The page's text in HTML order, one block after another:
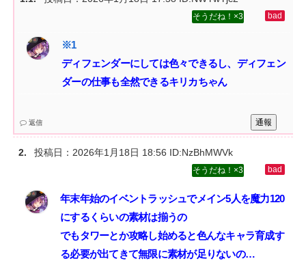
3
ディフェンダーにしては色々できるし、ディフェン
ダーの仕事も全然できるキリカちゃん
通報
返信
投稿日： 2026年1月18日 18:56 ID:NzBhMWVk
3
年末年始のイベントラッシュでメイン5人を魔力120
にするくらいの素材は揃うの‌
でもタワーとか攻略し始めると色んなキャラ育成す
る必要が出てきて無限に素材が足りないの…